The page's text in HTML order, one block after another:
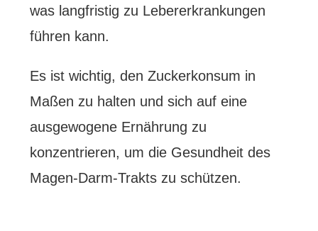
was langfristig zu Lebererkrankungen
führen kann.
Es ist wichtig, den Zuckerkonsum in
Maßen zu halten und sich auf eine
ausgewogene Ernährung zu
konzentrieren, um die Gesundheit des
Magen-Darm-Trakts zu schützen.